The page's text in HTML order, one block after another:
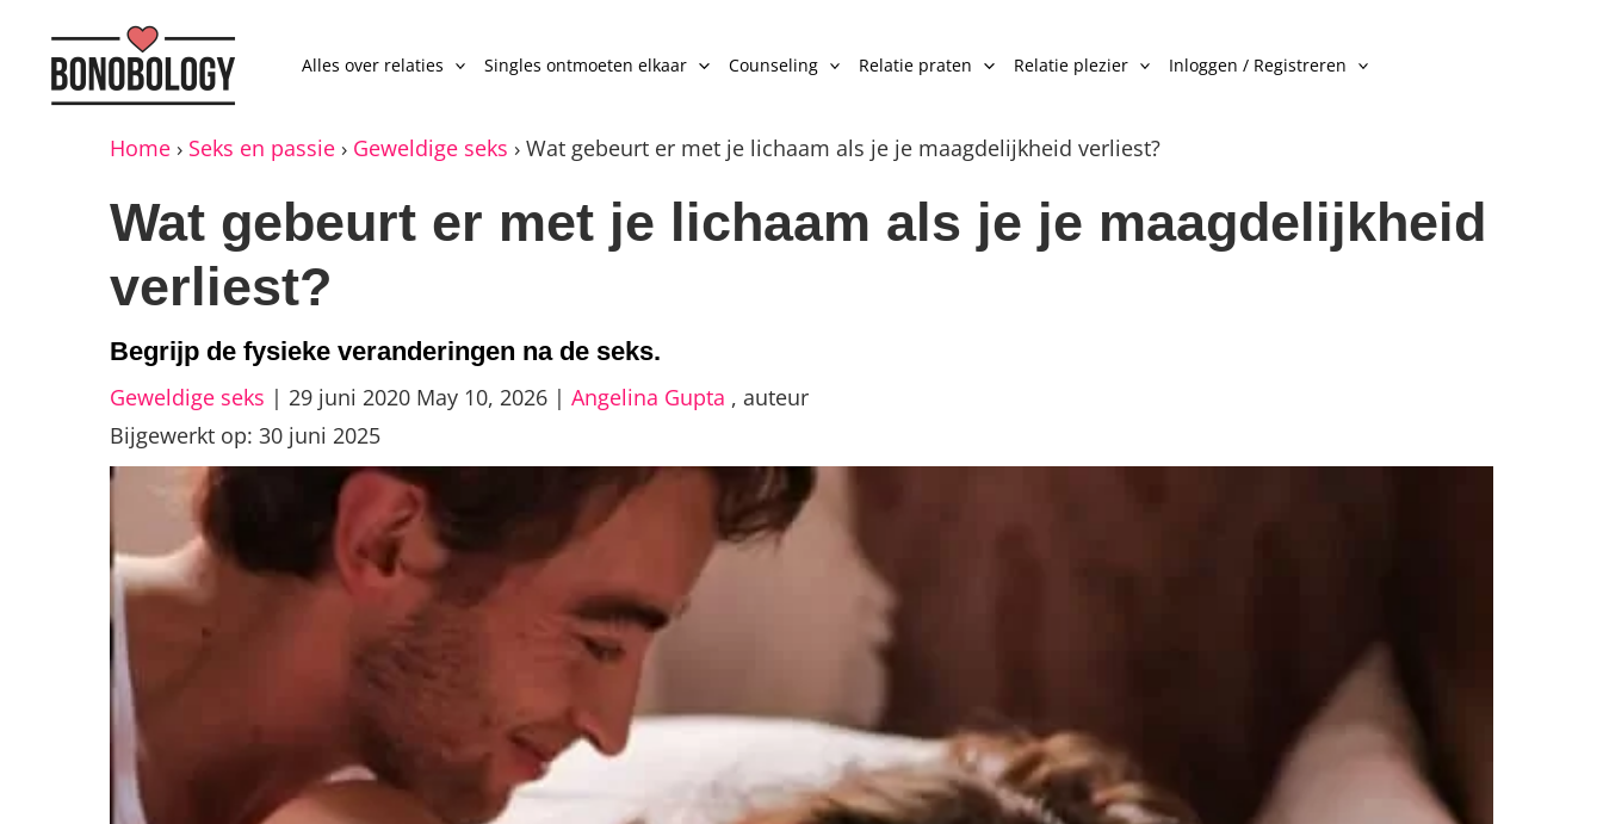
Alles over relaties Singles ontmoeten elkaar Counseling Relatie praten Relatie plezier Inloggen / Registreren
Home › Seks en passie › Geweldige seks › Wat gebeurt er met je lichaam als je je maagdelijkheid verliest?
Wat gebeurt er met je lichaam als je je maagdelijkheid
verliest?
Begrijp de fysieke veranderingen na de seks.
Geweldige seks | 29 juni 2020 May 10, 2026 | Angelina Gupta , auteur
Bijgewerkt op: 30 juni 2025